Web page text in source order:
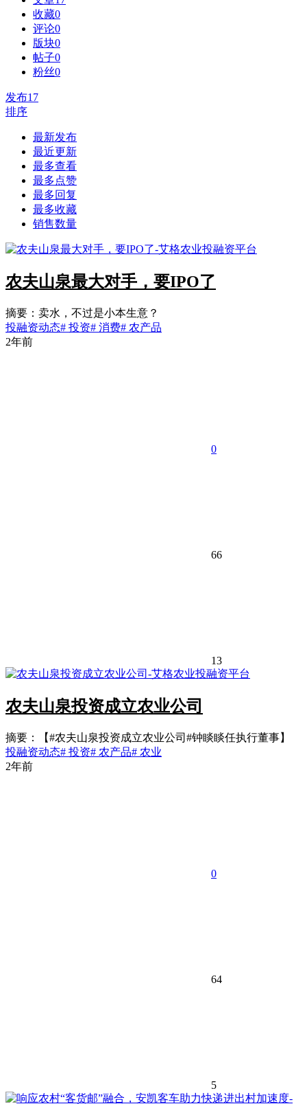
收藏0
评论0
版块0
帖子0
粉丝0
发布17
排序
最新发布
最近更新
最多查看
最多点赞
最多回复
最多收藏
销售数量
农夫山泉最大对手，要IPO了
摘要：卖水，不过是小本生意？
投融资动态# 投资# 消费# 农产品
2年前
0
66
13
农夫山泉投资成立农业公司
摘要：【#农夫山泉投资成立农业公司#钟睒睒任执行董事】
投融资动态# 投资# 农产品# 农业
2年前
0
64
5